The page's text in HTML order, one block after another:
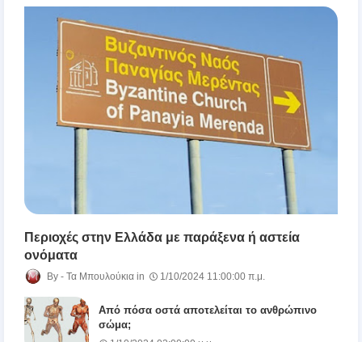
Περιοχές στην Ελλάδα με παράξενα ή αστεία
ονόματα
Τα Μπουλούκια 1/10/2024 11:00:00 π.μ.
Από πόσα οστά αποτελείται το ανθρώπινο
σώμα;